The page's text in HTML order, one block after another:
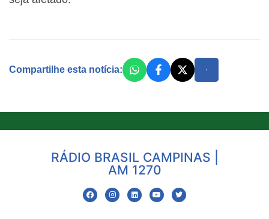
Compartilhe esta notícia:
RÁDIO BRASIL CAMPINAS |
AM 1270